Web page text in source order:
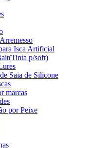
Isca Artificial
p/soft)
Saia de Silicone
marcas
por Peixe